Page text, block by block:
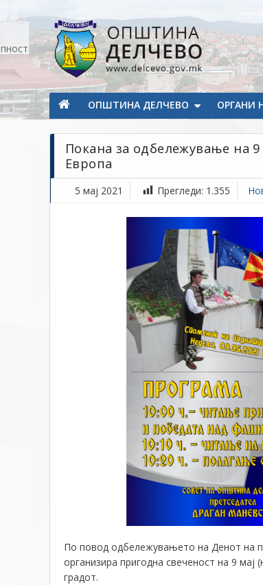
Општина Делчево
Општина Делчево
ОПШТИНА ДЕЛЧЕВО ОРГАНИ
Покана за одбележување на
Европа
5 мај 2021 Прегледи: 1.355
По повод одбележувањето на Денот на
организира пригодна свеченост на 9
градот.